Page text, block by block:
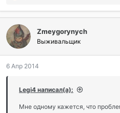
б
л
а
г
о
а
и
и
Zmeygorynych
Выживальщик
6 Апр 2014
Legi4 написал(а):
Мне одному кажется, что